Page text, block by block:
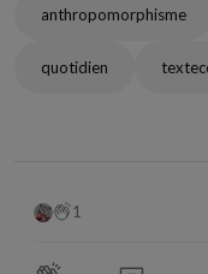
anthropomorphisme
quotidien
1